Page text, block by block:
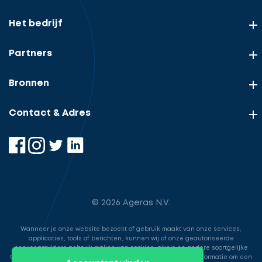
Het bedrijf
Partners
Bronnen
Contact & Adres
© 2026 Ageras N.V.
Wanneer je onze website bezoekt of gebruik maakt van onze services,
applicaties, tools of berichten, kunnen wij of onze geautoriseerde
serviceproviders gebruik maken van cookies, pixels en andere soortgelijke
technologieën. Deze worden gebruikt voor het opslaan van informatie om een